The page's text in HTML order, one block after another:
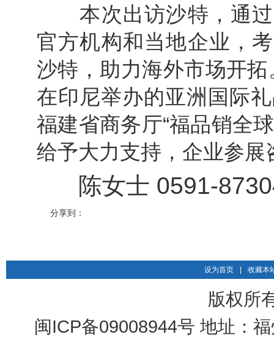
本次出访沙特，通过
官方机构和当地企业，
沙特，助力海外市场开
在印尼举办的亚洲国际
福建省商务厅“福品销全
给予大力支持，企业参展
陈女士 0591-
分享到：
设为首页 | 收藏本
版权所
闽ICP备09008944号 地址：